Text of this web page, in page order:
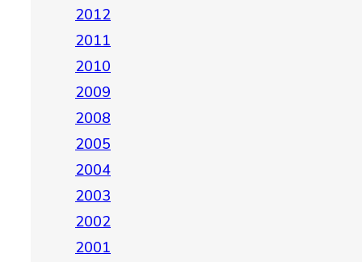
2012
2011
2010
2009
2008
2005
2004
2003
2002
2001